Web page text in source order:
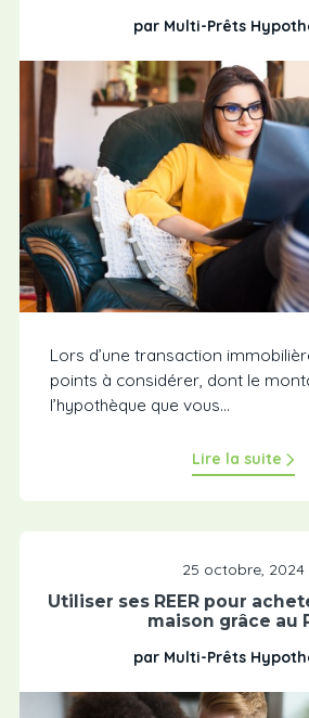
par Multi-Prêts
Lors d’une transaction
points à considérer, dont le
l’hypothèque que vous...
Lire la suite
25 octobre, 2024
Utiliser ses REER pour
maison grâce au
par Multi-Prêts